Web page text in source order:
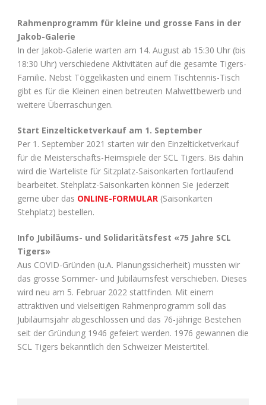
Rahmenprogramm für kleine und grosse Fans in der
Jakob-Galerie
In der Jakob-Galerie warten am 14. August ab 15:30 Uhr (bis
18:30 Uhr) verschiedene Aktivitäten auf die gesamte Tigers-
Familie. Nebst Töggelikasten und einem Tischtennis-Tisch
gibt es für die Kleinen einen betreuten Malwettbewerb und
weitere Überraschungen.
Start Einzelticketverkauf am 1. September
Per 1. September 2021 starten wir den Einzelticketverkauf
für die Meisterschafts-Heimspiele der SCL Tigers. Bis dahin
wird die Warteliste für Sitzplatz-Saisonkarten fortlaufend
bearbeitet. Stehplatz-Saisonkarten können Sie jederzeit
gerne über das ONLINE-FORMULAR (Saisonkarten
Stehplatz) bestellen.
Info Jubiläums- und Solidaritätsfest «75 Jahre SCL
Tigers»
Aus COVID-Gründen (u.A. Planungssicherheit) mussten wir
das grosse Sommer- und Jubiläumsfest verschieben. Dieses
wird neu am 5. Februar 2022 stattfinden. Mit einem
attraktiven und vielseitigen Rahmenprogramm soll das
Jubiläumsjahr abgeschlossen und das 76-jährige Bestehen
seit der Gründung 1946 gefeiert werden. 1976 gewannen die
SCL Tigers bekanntlich den Schweizer Meistertitel.